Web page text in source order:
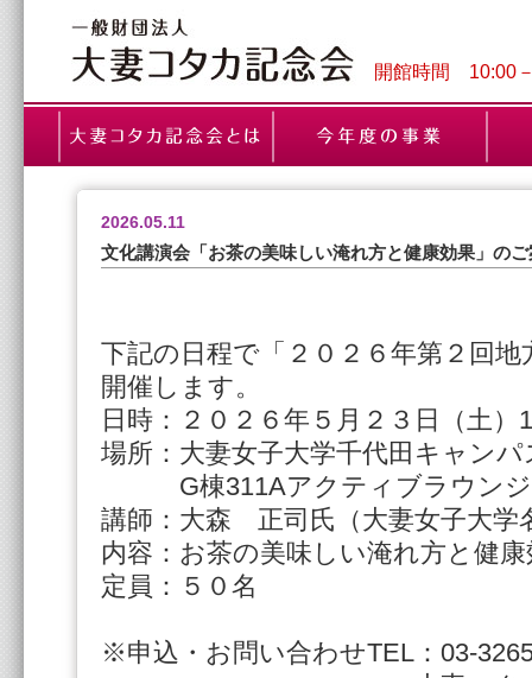
開館時間 10:00
2026.05.11
文化講演会「お茶の美味しい淹れ方と健康効果」の
下記の日程で「２０２６年第２回
開催します。
日時：２０２６年５月２３日（土）
場所：大妻女子大学千代田キャンパ
G棟311Aアクティブラウンジ
講師：大森　正司氏（大妻女子大学
内容：お茶の美味しい淹れ方と健康
定員：５０名
※申込・お問い合わせTEL：03-